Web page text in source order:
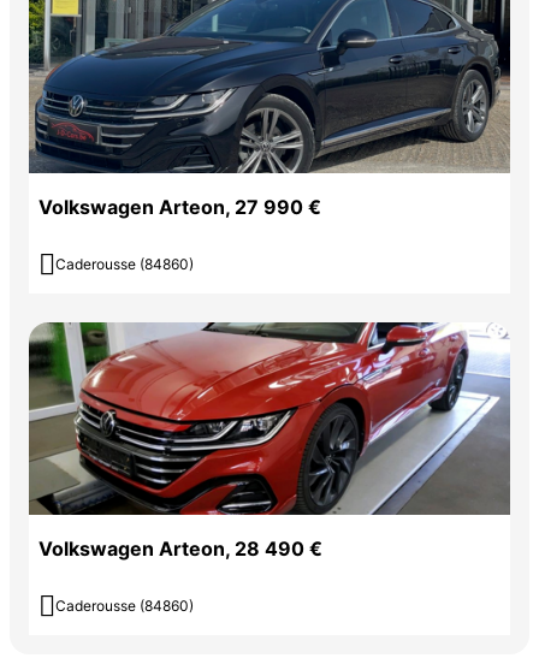
Volkswagen Arteon, 27 990 €
 Caderousse (84860)
Volkswagen Arteon, 28 490 €
 Caderousse (84860)